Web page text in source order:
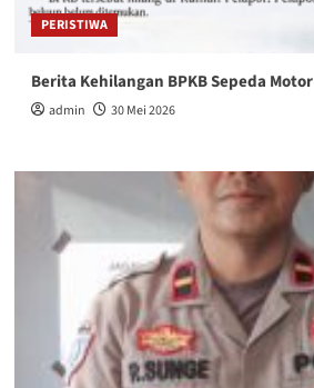
PERISTIWA
Berita Kehilangan BPKB Sepeda Motor
admin 30 Mei 2026